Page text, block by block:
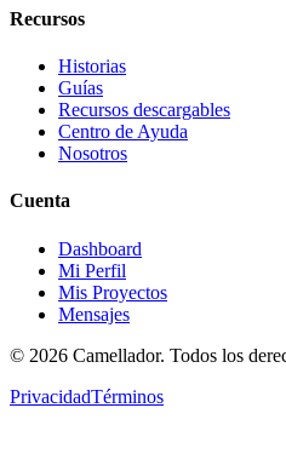
Recursos
Historias
Guías
Recursos descargables
Centro de Ayuda
Nosotros
Cuenta
Dashboard
Mi Perfil
Mis Proyectos
Mensajes
© 2026 Camellador. Todos los
PrivacidadTérminos